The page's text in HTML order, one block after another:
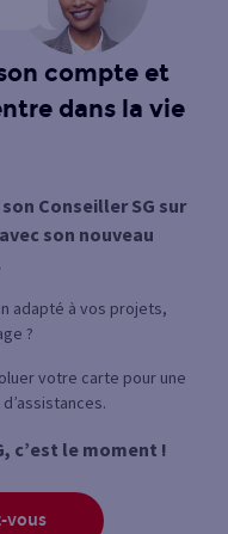
compte et
dans la vie
Conseiller SG sur
son nouveau
adapté à vos projets,
?
votre carte pour une
c’est le moment !
vous